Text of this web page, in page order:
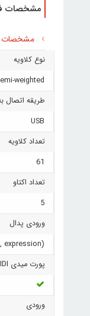
مشخصات
مشخصات
نوع کلاویه
weighted
طریقه اتصال
USB
تعداد کلاویه
61
تعداد اکتاو
5
ورودی پدال
expression)
پورت میدی MIDI
ورودی